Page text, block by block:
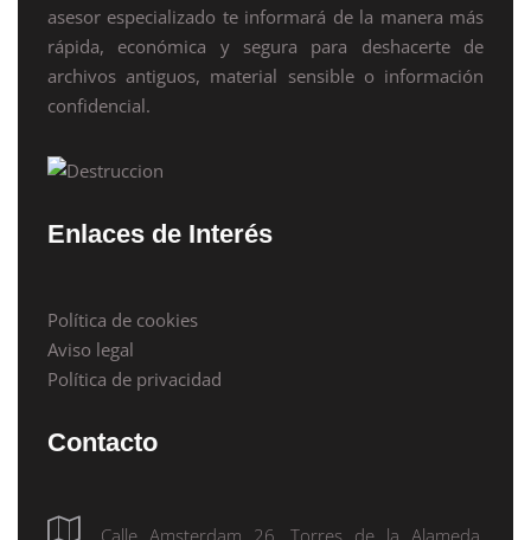
asesor especializado te informará de la manera más
rápida, económica y segura para deshacerte de
archivos antiguos, material sensible o información
confidencial.
Enlaces de Interés
Política de cookies
Aviso legal
Política de privacidad
Contacto
Calle Amsterdam 26, Torres de la Alameda,